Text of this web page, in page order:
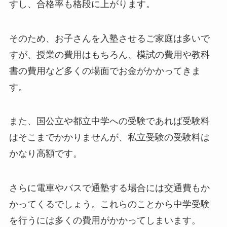
すし、合格率も格段に上がります。
そのため、お子さんを入塾させるご家庭は多いで
すが、授業の費用はもちろん、模試の費用や教科
書の費用など多くの場面でお金がかかってきま
す。
また、国公立や都立中学への受験であれば受験料
はそこまでかかりませんが、私立受験の受験料は
かなり高額です。
さらに電車やバスで通塾する場合には交通費もか
かってくるでしょう。これらのことから中学受験
を行うには多くの費用がかかってしまいます。